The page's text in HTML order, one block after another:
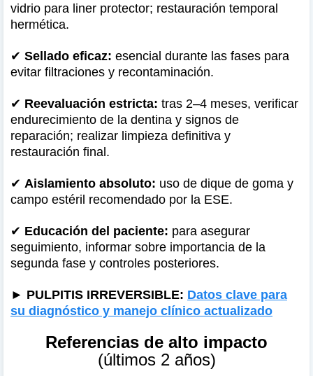
vidrio para liner protector; restauración temporal
hermética.
✔ Sellado eficaz: esencial durante las fases para
evitar filtraciones y recontaminación.
✔ Reevaluación estricta: tras 2–4 meses, verificar
endurecimiento de la dentina y signos de
reparación; realizar limpieza definitiva y
restauración final.
✔ Aislamiento absoluto: uso de dique de goma y
campo estéril recomendado por la ESE.
✔ Educación del paciente: para asegurar
seguimiento, informar sobre importancia de la
segunda fase y controles posteriores.
► PULPITIS IRREVERSIBLE: Datos clave para
su diagnóstico y manejo clínico actualizado
Referencias de alto impacto
(últimos 2 años)